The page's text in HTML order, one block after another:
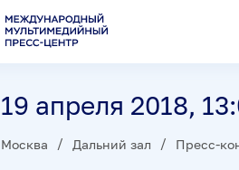
19 апреля 2018,
Москва Дальний зал Пресс-